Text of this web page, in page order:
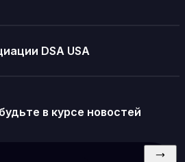
DSA USA
в курсе новостей